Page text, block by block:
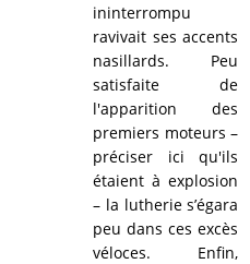
ininterrompu
ravivait ses accents
nasillards. Peu
satisfaite de
l'apparition des
premiers moteurs –
préciser ici qu'ils
étaient à explosion
– la lutherie s’égara
peu dans ces excès
véloces. Enfin,